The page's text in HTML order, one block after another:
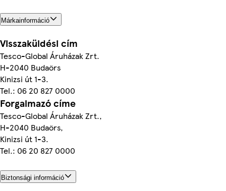
Márkainformáció
Visszaküldési cím
Tesco-Global Áruházak Zrt.
H-2040 Budaörs
Kinizsi út 1-3.
Tel.: 06 20 827 0000
Forgalmazó címe
Tesco-Global Áruházak Zrt.,
H-2040 Budaörs,
Kinizsi út 1-3.
Tel.: 06 20 827 0000
Biztonsági információ